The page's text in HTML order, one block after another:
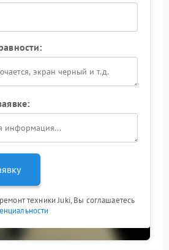
техники Juki, Вы соглашаетесь